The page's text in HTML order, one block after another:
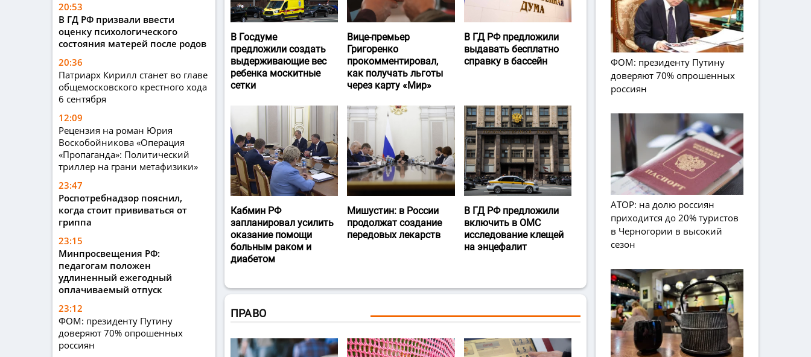
20:53
В ГД РФ призвали ввести
оценку психологического
состояния матерей после родов
20:36
Патриарх Кирилл станет во главе
общемосковского крестного хода
6 сентября
12:09
Рецензия на роман Юрия
Воскобойникова «Операция
«Пропаганда»: Политический
триллер на грани метафизики»
23:47
Роспотребнадзор пояснил,
когда стоит прививаться от
гриппа
23:15
Минпросвещения РФ:
педагогам положен
удлиненный ежегодный
оплачиваемый отпуск
23:12
ФОМ: президенту Путину
доверяют 70% опрошенных
россиян
В Госдуме
предложили создать
выдерживающие вес
ребенка москитные
сетки
Вице-премьер
Григоренко
прокомментировал,
как получать льготы
через карту «Мир»
В ГД РФ предложили
выдавать бесплатно
справку в бассейн
Кабмин РФ
запланировал усилить
оказание помощи
больным раком и
диабетом
Мишустин: в России
продолжат создание
передовых лекарств
В ГД РФ предложили
включить в ОМС
исследование клещей
на энцефалит
ПРАВО
ФОМ: президенту Путину
доверяют 70% опрошенных
россиян
АТОР: на долю россиян
приходится до 20% туристов
в Черногории в высокий
сезон